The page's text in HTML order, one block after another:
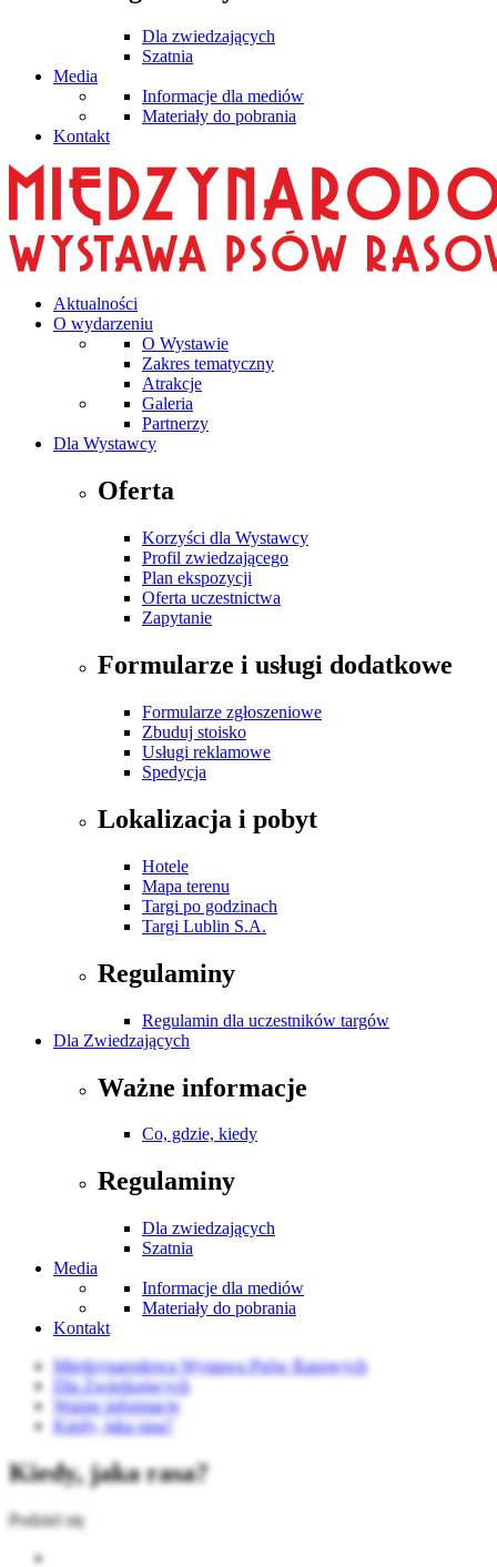
Dla zwiedzających
Szatnia
Media
Informacje dla mediów
Materiały do pobrania
Kontakt
Aktualności
O wydarzeniu
O Wystawie
Zakres tematyczny
Atrakcje
Galeria
Partnerzy
Dla Wystawcy
Oferta
Korzyści dla Wystawcy
Profil zwiedzającego
Plan ekspozycji
Oferta uczestnictwa
Zapytanie
Formularze i usługi dodatkowe
Formularze zgłoszeniowe
Zbuduj stoisko
Usługi reklamowe
Spedycja
Lokalizacja i pobyt
Hotele
Mapa terenu
Targi po godzinach
Targi Lublin S.A.
Regulaminy
Regulamin dla uczestników targów
Dla Zwiedzających
Ważne informacje
Co, gdzie, kiedy
Regulaminy
Dla zwiedzających
Szatnia
Media
Informacje dla mediów
Materiały do pobrania
Kontakt
Międzynarodowa Wystawa Psów Rasowych
Dla Zwiedzających
Ważne informacje
Kiedy, jaka rasa?
Kiedy, jaka rasa?
Podziel się